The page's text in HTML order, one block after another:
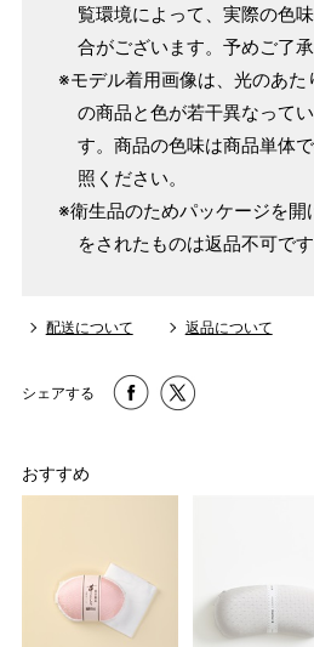
覧環境によって、実際の色
合がございます。予めご了承
※モデル着用画像は、光のあた
の商品と色が若干異なって
す。商品の色味は商品単体
照ください。
※衛生品のためパッケージを開
をされたものは返品不可です
配送について 返品について
シェアする
おすすめ